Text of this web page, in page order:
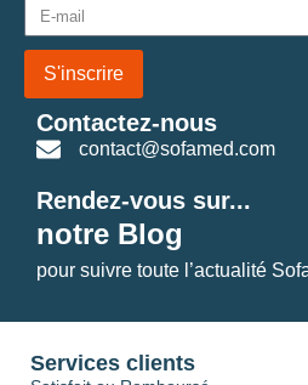
S'inscrire
Contactez-nous
contact@sofamed.com
Rendez-vous sur...
notre Blog
pour suivre toute l’actualité
Services clients